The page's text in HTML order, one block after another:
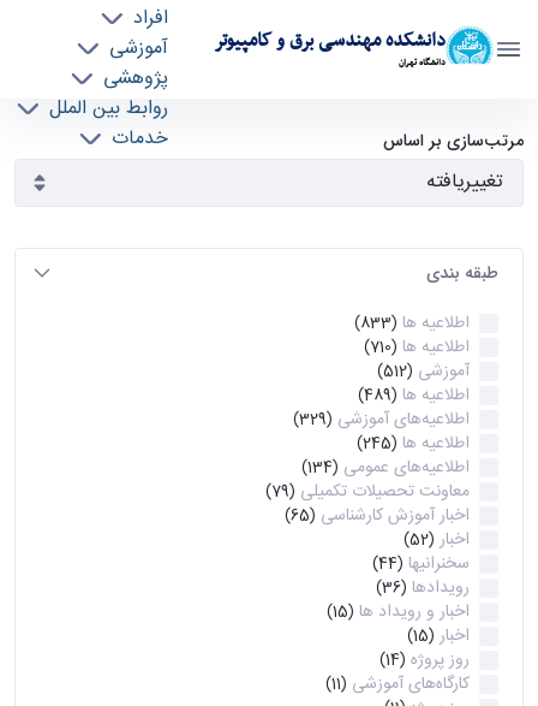
دانشکده مهندسی برق و کامپیوتر
دانشگاه تهران
افراد
آموزشی
پژوهشی
روابط بین الملل
خدمات
آرشیو اطلاعیه ها - ece- دانشکده مهندسی برق و
کامپیوتر
مرتب‌سازی بر اساس
طبقه بندی
اطلاعیه ها (833)
اطلاعیه ها (710)
آموزشی (512)
اطلاعیه ها (489)
اطلاعیه‌های‌ آموزشی (329)
اطلاعیه ها (245)
اطلاعیه‌های عمومی (134)
معاونت تحصیلات تکمیلی (79)
اخبار آموزش کارشناسی (65)
اخبار (52)
سخنرانیها (44)
رویدادها (36)
اخبار و رویداد ها (15)
اخبار (15)
روز پروژه (14)
کارگاه‌های آموزشی (11)